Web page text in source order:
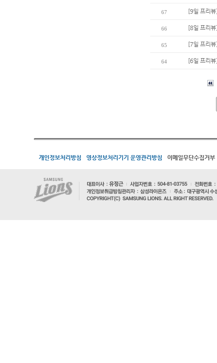
67 [9일 프리
66 [8일 프리
65 [7일 프리뷰
64 [6일 프리
개인정보처리방침 영상정보처리기기 운영관리방침 이메일무단수집거부